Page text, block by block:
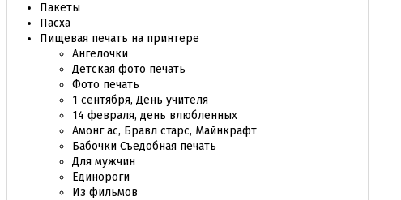
Пакеты
Пасха
Пищевая печать на принтере
Ангелочки
Детская фото печать
Фото печать
1 сентября, День учителя
14 февраля, день влюбленных
Амонг ас, Бравл старс, Майнкрафт
Бабочки Съедобная печать
Для мужчин
Единороги
Из фильмов